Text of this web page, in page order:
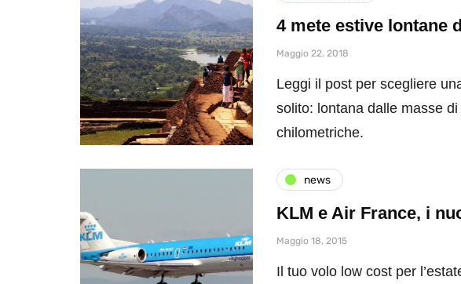
4 mete estive lontane
Maggio 22, 2018
Leggi il post per scegliere
solito: lontana dalle masse
chilometriche.
news
KLM e Air France, i
Maggio 18, 2015
Il tuo volo low cost per